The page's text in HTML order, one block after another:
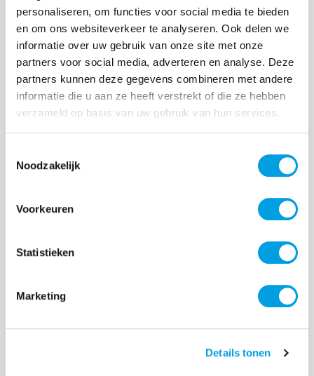
personaliseren, om functies voor social media te bieden
en om ons websiteverkeer te analyseren. Ook delen we
informatie over uw gebruik van onze site met onze
partners voor social media, adverteren en analyse. Deze
partners kunnen deze gegevens combineren met andere
informatie die u aan ze heeft verstrekt of die ze hebben
verzameld op basis van uw gebruik van hun services.
Noodzakelijk
Voorkeuren
Statistieken
Marketing
Details tonen
Normale prijs:
€ 9,99
Prijzen incl. BTW en excl. verzendkosten
Producthoeveelheid: Voer de gewenste
Productnummer:
BeHello